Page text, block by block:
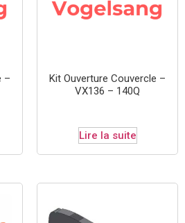
–
Kit Ouverture Couvercle –
VX136 – 140Q
Lire la suite